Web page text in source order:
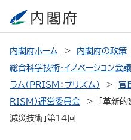
内閣府ホーム 内閣府の政策
総合科学技術・イノベーション会議
ラム（PRISM：プリズム）
官
ＲＩＳＭ）運営委員会
「革新
減災技術」第14回